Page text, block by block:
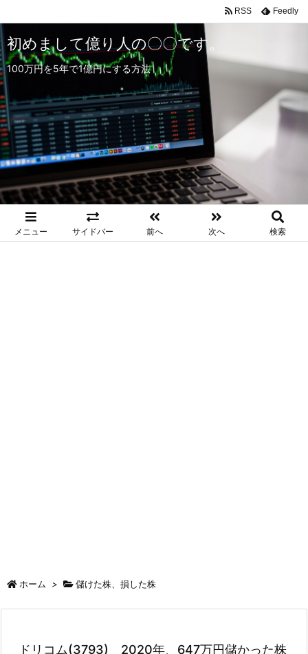
初めまして億り人の〇〇です。
100万円を5年で1億円にする方法
メニュー サイドバー 前へ 次へ 検索
RSS Feedly
ホーム > 儲けた株、損した株
ドリコム(3793) 2020年、647万円儲かった株